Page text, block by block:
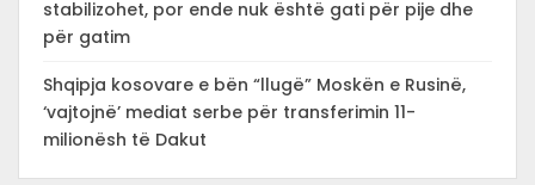
stabilizohet, por ende nuk është gati për pije dhe
për gatim
Shqipja kosovare e bën “llugë” Moskën e Rusinë,
‘vajtojnë’ mediat serbe për transferimin 11-
milionësh të Dakut